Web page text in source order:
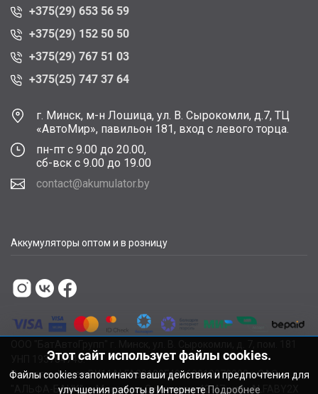
+375(29) 653 56 59
+375(29) 152 50 50
+375(29) 767 51 03
+375(25) 747 37 64
г. Минск, м-н Лошица, ул. В. Сырокомли, д.7, ТЦ
«АвтоМир», павильон 181, вход с левого торца.
пн-пт с 9.00 до 20.00,
сб-вск с 9.00 до 19.00
contact@akumulator.by
Аккумуляторы оптом и в розницу
УНП 193784748.
Расчетный счет BY11ALFA30122F48260010270000 в ЗАО
"АЛЬФА-БАНК", г. Минск, ул. Сурганова, 43-47, код ALFABY2X
Этот сайт использует файлы cookies.
Файлы cookies запоминают ваши действия и предпочтения для
улучшения работы в Интернете Подробнее